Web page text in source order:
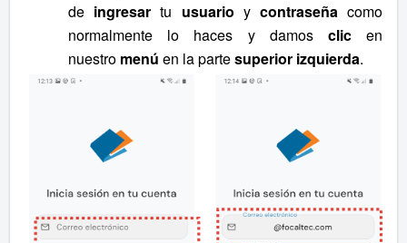
de ingresar tu usuario y contraseñacomo
normalmente lo haces y damos clicen
nuestro menú en la partesuperior izquierda.